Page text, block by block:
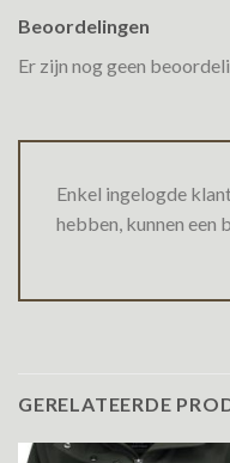
Beoordelingen
Er zijn nog geen
Enkel ingelogde
hebben, kunnen een
GERELATEERDE